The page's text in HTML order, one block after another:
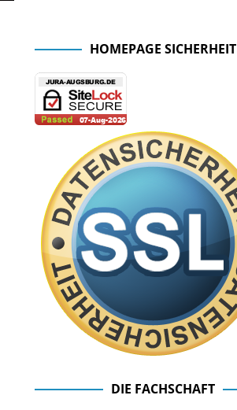
HOMEPAGE SICHERHEIT
DIE FACHSCHAFT